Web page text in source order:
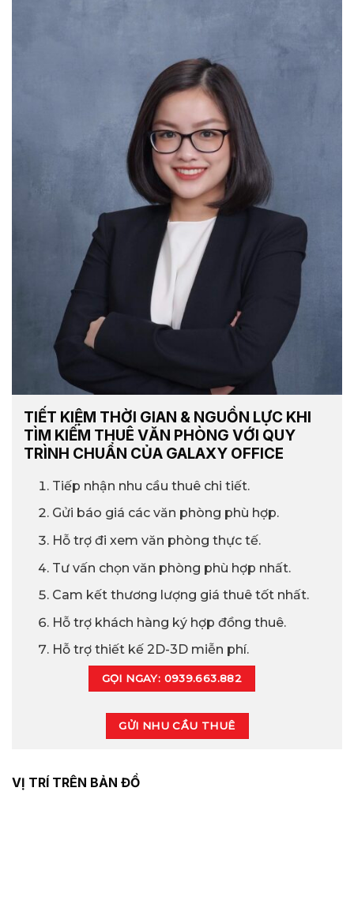
TIẾT KIỆM THỜI GIAN & NGUỒN LỰC KHI
TÌM KIẾM THUÊ VĂN PHÒNG VỚI QUY
TRÌNH CHUẨN CỦA GALAXY OFFICE
Tiếp nhận nhu cầu thuê chi tiết.
Gửi báo giá các văn phòng phù hợp.
Hỗ trợ đi xem văn phòng thực tế.
Tư vấn chọn văn phòng phù hợp nhất.
Cam kết thương lượng giá thuê tốt nhất.
Hỗ trợ khách hàng ký hợp đồng thuê.
Hỗ trợ thiết kế 2D-3D miễn phí.
GỌI NGAY: 0939.663.882
GỬI NHU CẦU THUÊ
VỊ TRÍ TRÊN BẢN ĐỒ